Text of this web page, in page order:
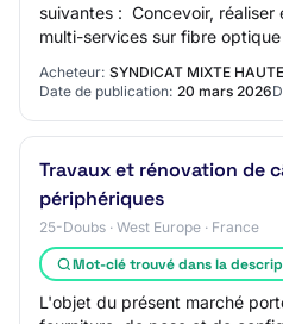
suivantes :  Concevoir,
multi-services sur fibre optique
Acheteur: SYNDICAT MIXTE
Date de publication: 20 mars 2026
Travaux et rénovation de
périphériques
25-Doubs · West Europe · France
Mot-clé trouvé dans la
L'objet du présent marché